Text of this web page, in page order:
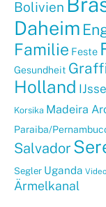
Bolivien
Daheim
Familie Feste
Gesundheit
Holland
Korsika Madeira
Paraiba/
Salvador
Segler Uganda Video
Ärmelkanal